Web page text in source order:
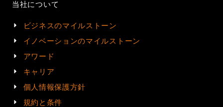
当社について
ビジネスのマイルストーン
イノベーションのマイルストーン
アワード
キャリア
個人情報保護方針
規約と条件